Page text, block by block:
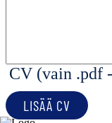
CV (vain .pdf
LISÄÄ CV